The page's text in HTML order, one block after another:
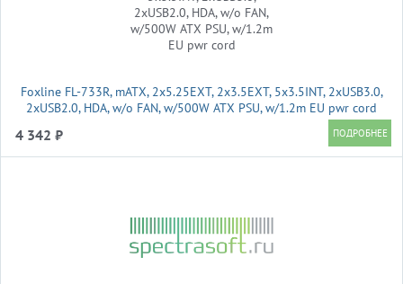
Foxline FL-733R, mATX, 2x5.25EXT, 2x3.5EXT, 5x3.5INT, 2xUSB3.0,
2xUSB2.0, HDA, w/o FAN, w/500W ATX PSU, w/1.2m EU pwr cord
4 342 ₽